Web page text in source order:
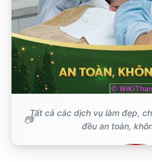
Tất cả các dịch vụ làm đẹp,
đều an toàn,